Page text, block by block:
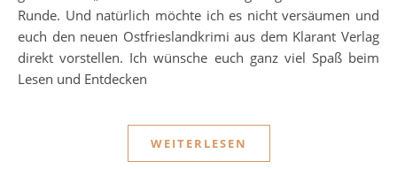
Runde. Und natürlich möchte ich es nicht versäumen und
euch den neuen Ostfrieslandkrimi aus dem Klarant Verlag
direkt vorstellen. Ich wünsche euch ganz viel Spaß beim
Lesen und Entdecken
WEITERLESEN